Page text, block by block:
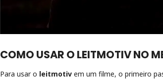
COMO USAR O LEITMOTIV NO
Para usar o leitmotiv em um filme, o primeiro